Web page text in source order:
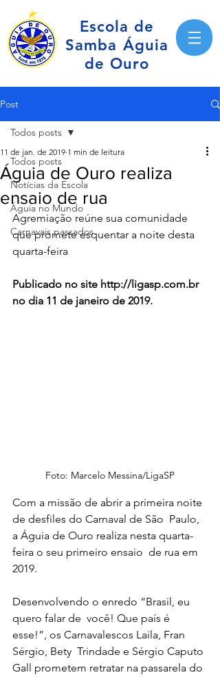
Escola de
Samba Águia
de Ouro
Post
Todos posts
Notícias da Escola
Águia no Mundo
Carnavais passados
Todos posts
Águia de Ouro realiza
ensaio de rua
11 de jan. de 2019 1 min de leitura
Agremiação reúne sua comunidade
que promete esquentar a noite desta
quarta-feira
Publicado no site http://ligasp.com.br
no dia 11 de janeiro de 2019.
Foto: Marcelo Messina/LigaSP
Com a missão de abrir a primeira noite
de desfiles do Carnaval de São  Paulo,
a Águia de Ouro realiza nesta quarta-
feira o seu primeiro ensaio  de rua em
2019.
Desenvolvendo o enredo “Brasil, eu
quero falar de  você! Que país é
esse!”, os Carnavalescos Laila, Fran
Sérgio, Bety  Trindade e Sérgio Caputo
Gall prometem retratar na passarela do